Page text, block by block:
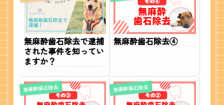
無麻酔歯石除去で逮捕
された事件を知ってい
ますか？
無麻酔歯石除去④
無麻酔歯石除去 無麻酔歯石除去